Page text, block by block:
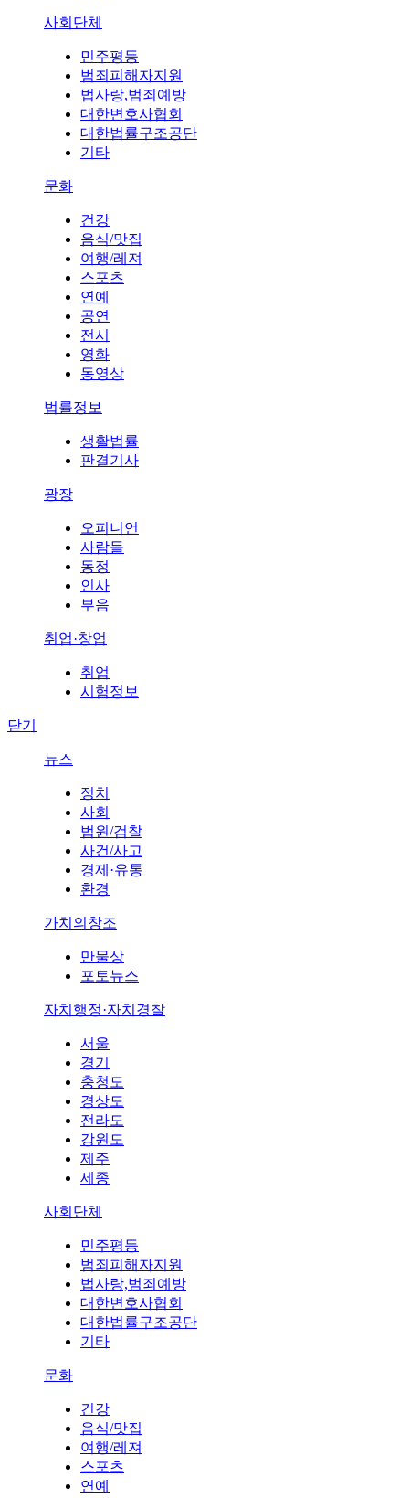
사회단체
민주평등
범죄피해자지원
법사랑,범죄예방
대한변호사협회
대한법률구조공단
기타
문화
건강
음식/맛집
여행/레져
스포츠
연예
공연
전시
영화
동영상
법률정보
생활법률
판결기사
광장
오피니언
사람들
동정
인사
부음
취업·창업
취업
시험정보
닫기
뉴스
정치
사회
법원/검찰
사건/사고
경제·유통
환경
가치의창조
만물상
포토뉴스
자치행정·자치경찰
서울
경기
충청도
경상도
전라도
강원도
제주
세종
사회단체
민주평등
범죄피해자지원
법사랑,범죄예방
대한변호사협회
대한법률구조공단
기타
문화
건강
음식/맛집
여행/레져
스포츠
연예